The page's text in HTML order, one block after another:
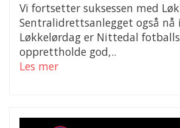
Vi fortsetter suksessen med
Sentralidrettsanlegget også nå
Løkkelørdag er Nittedal
opprettholde god,..
Les mer